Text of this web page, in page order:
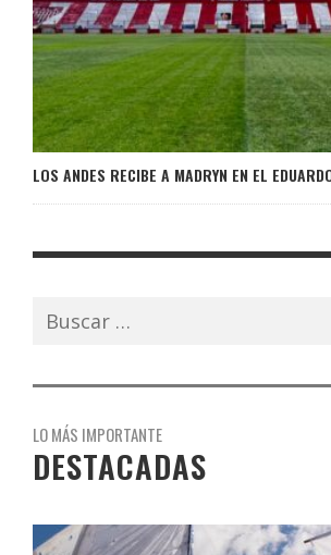
LOS ANDES RECIBE A MADRYN EN EL
Buscar:
LO MÁS IMPORTANTE
DESTACADAS